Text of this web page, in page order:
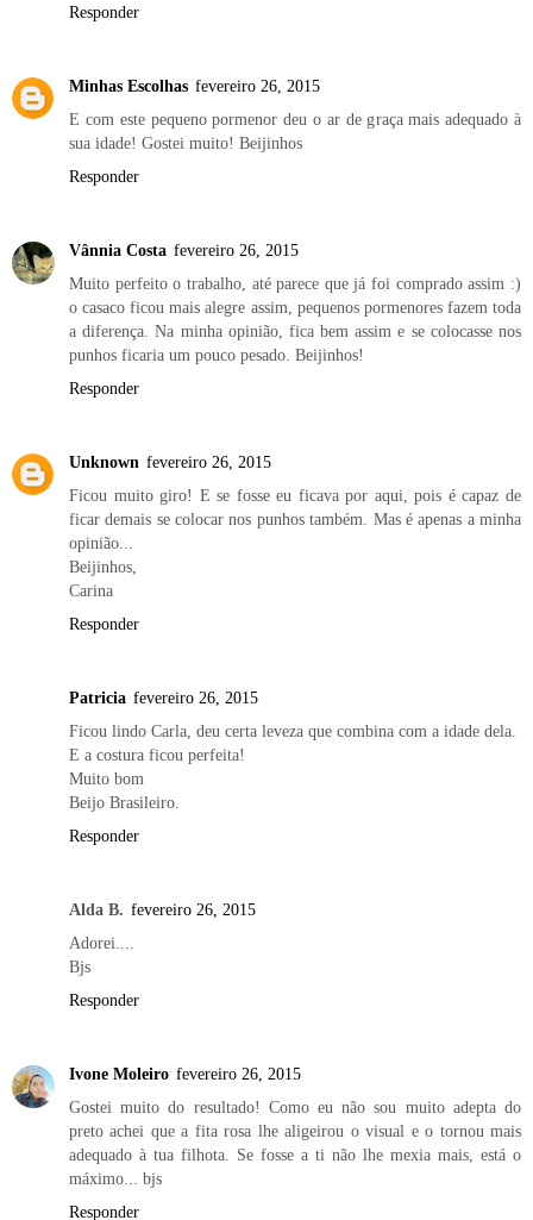
Responder
Minhas Escolhas fevereiro 26, 2015
E com este pequeno pormenor deu o ar de graça mais adequado à
sua idade! Gostei muito! Beijinhos
Responder
Vânnia Costa fevereiro 26, 2015
Muito perfeito o trabalho, até parece que já foi comprado assim :)
o casaco ficou mais alegre assim, pequenos pormenores fazem toda
a diferença. Na minha opinião, fica bem assim e se colocasse nos
punhos ficaria um pouco pesado. Beijinhos!
Responder
Unknown fevereiro 26, 2015
Ficou muito giro! E se fosse eu ficava por aqui, pois é capaz de
ficar demais se colocar nos punhos também. Mas é apenas a minha
opinião...
Beijinhos,
Carina
Responder
Patricia fevereiro 26, 2015
Ficou lindo Carla, deu certa leveza que combina com a idade dela.
E a costura ficou perfeita!
Muito bom
Beijo Brasileiro.
Responder
Alda B. fevereiro 26, 2015
Adorei....
Bjs
Responder
Ivone Moleiro fevereiro 26, 2015
Gostei muito do resultado! Como eu não sou muito adepta do
preto achei que a fita rosa lhe aligeirou o visual e o tornou mais
adequado à tua filhota. Se fosse a ti não lhe mexia mais, está o
máximo... bjs
Responder